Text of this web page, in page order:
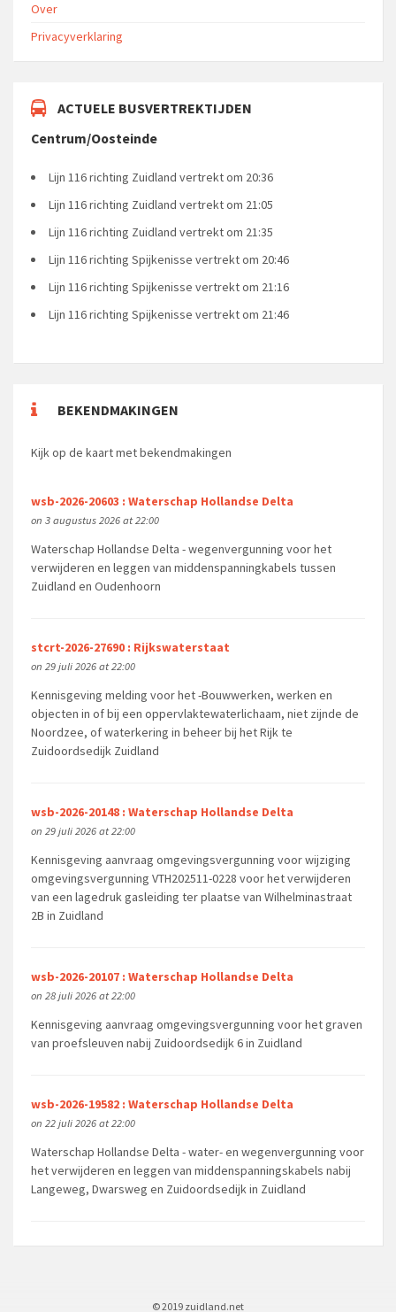
Over
Privacyverklaring
ACTUELE BUSVERTREKTIJDEN
Centrum/Oosteinde
Lijn 116 richting Zuidland vertrekt om 20:36
Lijn 116 richting Zuidland vertrekt om 21:05
Lijn 116 richting Zuidland vertrekt om 21:35
Lijn 116 richting Spijkenisse vertrekt om 20:46
Lijn 116 richting Spijkenisse vertrekt om 21:16
Lijn 116 richting Spijkenisse vertrekt om 21:46
BEKENDMAKINGEN
Kijk op de kaart met bekendmakingen
wsb-2026-20603 : Waterschap Hollandse Delta
on 3 augustus 2026 at 22:00
Waterschap Hollandse Delta - wegenvergunning voor het
verwijderen en leggen van middenspanningkabels tussen
Zuidland en Oudenhoorn
stcrt-2026-27690 : Rijkswaterstaat
on 29 juli 2026 at 22:00
Kennisgeving melding voor het -Bouwwerken, werken en
objecten in of bij een oppervlaktewaterlichaam, niet zijnde de
Noordzee, of waterkering in beheer bij het Rijk te
Zuidoordsedijk Zuidland
wsb-2026-20148 : Waterschap Hollandse Delta
on 29 juli 2026 at 22:00
Kennisgeving aanvraag omgevingsvergunning voor wijziging
omgevingsvergunning VTH202511-0228 voor het verwijderen
van een lagedruk gasleiding ter plaatse van Wilhelminastraat
2B in Zuidland
wsb-2026-20107 : Waterschap Hollandse Delta
on 28 juli 2026 at 22:00
Kennisgeving aanvraag omgevingsvergunning voor het graven
van proefsleuven nabij Zuidoordsedijk 6 in Zuidland
wsb-2026-19582 : Waterschap Hollandse Delta
on 22 juli 2026 at 22:00
Waterschap Hollandse Delta - water- en wegenvergunning voor
het verwijderen en leggen van middenspanningskabels nabij
Langeweg, Dwarsweg en Zuidoordsedijk in Zuidland
© 2019 zuidland.net